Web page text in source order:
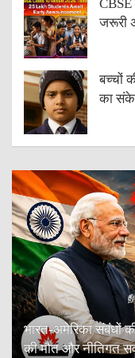
CBSE
जरूरी
बच्चों
का
भारत-अमेरिका संबंधों
की मौत और नीतिगत